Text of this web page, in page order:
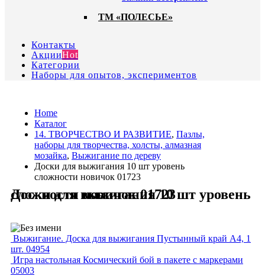
ТМ «ПОЛЕСЬЕ»
Контакты
АкцииHot
Категории
Наборы для опытов, экспериментов
Home
Каталог
14. ТВОРЧЕСТВО И РАЗВИТИЕ, Пазлы,
наборы для творчества, холсты, алмазная
мозайка, Выжигание по дереву
Доски для выжигания 10 шт уровень
сложности новичок 01723
Доски для выжигания 10 шт уровень сложности новичок 01723
Выжигание. Доска для выжигания Пустынный край А4, 1
шт. 04954
Игра настольная Космический бой в пакете с маркерами
05003